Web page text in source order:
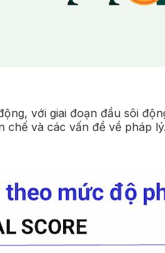
với giai đoạn đầu sôi
chế và các vấn đề về pháp lý.